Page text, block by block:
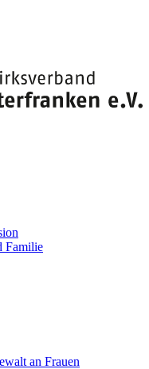
Familie
an Frauen